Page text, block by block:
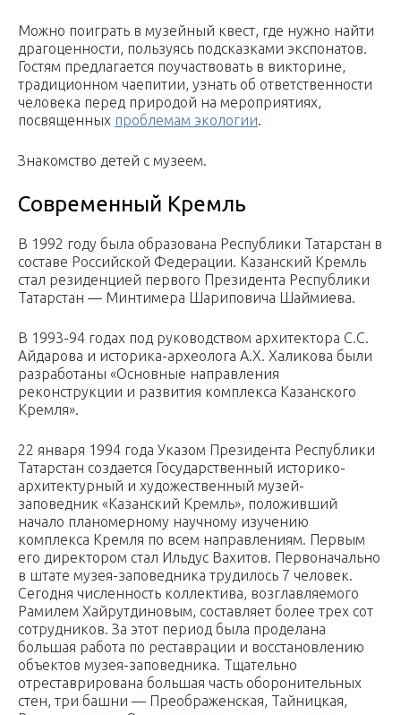
Можно поиграть в музейный квест, где нужно найти
драгоценности, пользуясь подсказками экспонатов.
Гостям предлагается поучаствовать в викторине,
традиционном чаепитии, узнать об ответственности
человека перед природой на мероприятиях,
посвященных проблемам экологии.
Знакомство детей с музеем.
Современный Кремль
В 1992 году была образована Республики Татарстан в
составе Российской Федерации. Казанский Кремль
стал резиденцией первого Президента Республики
Татарстан — Минтимера Шариповича Шаймиева.
В 1993-94 годах под руководством архитектора С.С.
Айдарова и историка-археолога А.X. Халикова были
разработаны «Основные направления
реконструкции и развития комплекса Казанского
Кремля».
22 января 1994 года Указом Президента Республики
Татарстан создается Государственный историко-
архитектурный и художественный музей-
заповедник «Казанский Кремль», положивший
начало планомерному научному изучению
комплекса Кремля по всем направлениям. Первым
его директором стал Ильдус Вахитов. Первоначально
в штате музея-заповедника трудилось 7 человек.
Сегодня численность коллектива, возглавляемого
Рамилем Хайрутдиновым, составляет более трех сот
сотрудников. За этот период была проделана
большая работа по реставрации и восстановлению
объектов музея-заповедника. Тщательно
отреставрирована большая часть оборонительных
стен, три башни — Преображенская, Тайницкая,